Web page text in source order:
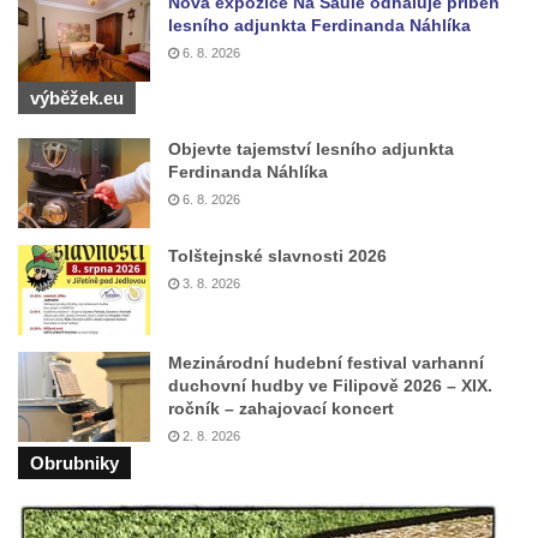
Socha Atlet v ZOO Leipzig
Socha Marabu v ZOO Leipzig
Busta Karla Maxe Schneidera v ZOO
Socha Iásón v ZOO Leipzig
Socha Mladý slon v ZOO Leipzig
Socha Uprchlý otrok bojuje s divokým psem
v ZOO Dresden
Socha krokodýla v ZOO Dresden
Socha slona v ZOO Dresden
Socha Faun s medvíďaty v ZOO Dresden
Socha divokého prasete před vstupem do
ZOO Dresden
Socha světce severně od Lužce nad
lesního adjunkta Ferdinanda Náhlíka
6. 8. 2026
výběžek.eu
Objevte tajemství lesního adjunkta
Ferdinanda Náhlíka
6. 8. 2026
Tolštejnské slavnosti 2026
3. 8. 2026
Mezinárodní hudební festival varhanní
duchovní hudby ve Filipově 2026 – XIX.
ročník – zahajovací koncert
2. 8. 2026
Obrubniky